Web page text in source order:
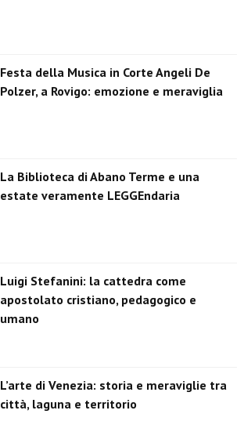
Festa della Musica in Corte Angeli De
Polzer, a Rovigo: emozione e meraviglia
La Biblioteca di Abano Terme e una
estate veramente LEGGEndaria
Luigi Stefanini: la cattedra come
apostolato cristiano, pedagogico e
umano
L’arte di Venezia: storia e meraviglie tra
città, laguna e territorio